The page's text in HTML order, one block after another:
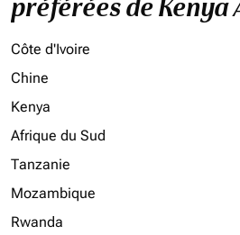
préférées de Kenya
Côte d'Ivoire
Chine
Kenya
Afrique du Sud
Tanzanie
Mozambique
Rwanda